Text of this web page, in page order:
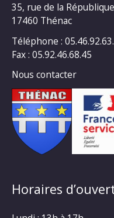
35, rue de la République
17460 Thénac
Téléphone :
Fax : 05.92.46.68.45
Nous contacter
Horaires